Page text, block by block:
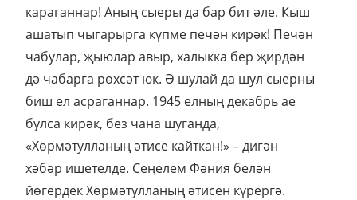
караганнар! Аның сыеры да бар бит әле. Кыш
ашатып чыгарырга күпме печән кирәк! Печән
чабулар, җыюлар авыр, халыкка бер җирдән
дә чабарга рөхсәт юк. Ә шулай да шул сыерны
биш ел асраганнар. 1945 елның декабрь ае
булса кирәк, без чана шуганда,
«Хөрмәтулланың әтисе кайткан!» – дигән
хәбәр ишетелде. Сеңелем Фәния белән
йөгердек Хөрмәтулланың әтисен күрергә.